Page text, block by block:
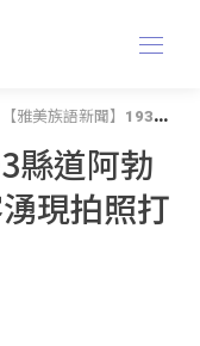
【雅美族語新聞】193縣道阿勃勒、鳳凰花盛開 遊客湧現拍照打卡
縣道阿勃
現拍照打